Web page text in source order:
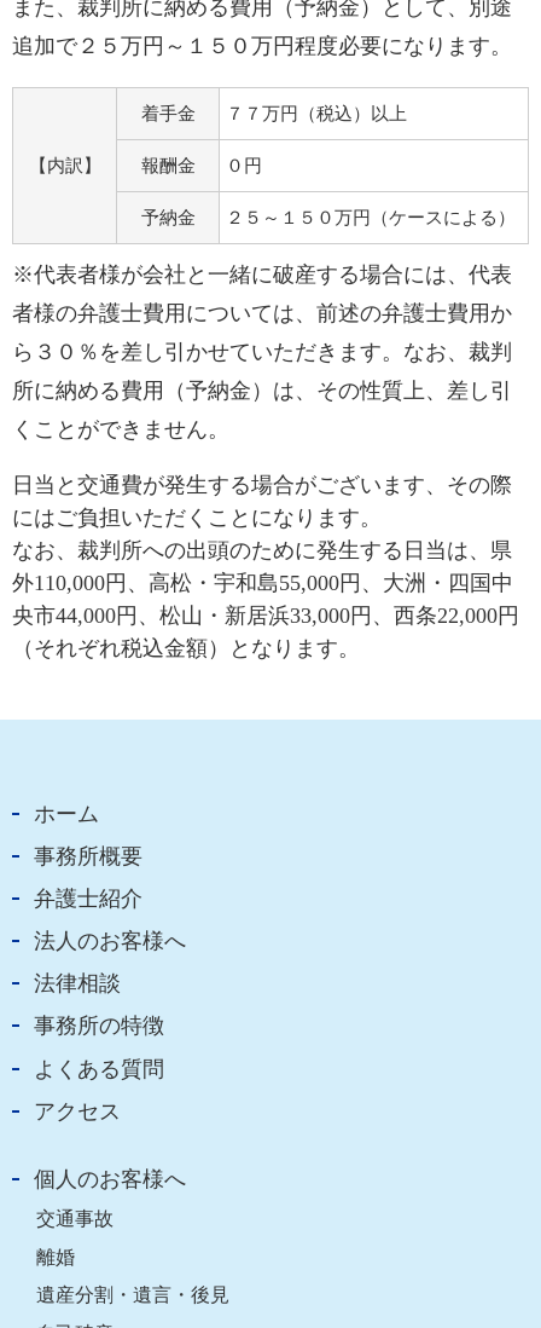
また、裁判所に納める費用（予納金）として、別途
追加で２５万円～１５０万円程度必要になります。
【内訳】
着手金 ７７万円（税込）以上
報酬金 ０円
予納金 ２５～１５０万円（ケースによる）
※代表者様が会社と一緒に破産する場合には、代表
者様の弁護士費用については、前述の弁護士費用か
ら３０％を差し引かせていただきます。なお、裁判
所に納める費用（予納金）は、その性質上、差し引
くことができません。
日当と交通費が発生する場合がございます、その際
にはご負担いただくことになります。
なお、裁判所への出頭のために発生する日当は、県
外110,000円、高松・宇和島55,000円、大洲・四国中
央市44,000円、松山・新居浜33,000円、西条22,000円
（それぞれ税込金額）となります。
ホーム
事務所概要
弁護士紹介
法人のお客様へ
法律相談
事務所の特徴
よくある質問
アクセス
個人のお客様へ
交通事故
離婚
遺産分割・遺言・後見